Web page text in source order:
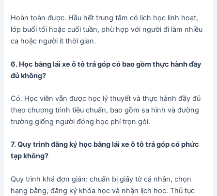
Hoàn toàn được. Hầu hết trung tâm có lịch học linh hoạt,
lớp buổi tối hoặc cuối tuần, phù hợp với người đi làm nhiều
ca hoặc người ít thời gian.
6. Học bằng lái xe ô tô trả góp có bao gồm thực hành đầy
đủ không?
Có. Học viên vẫn được học lý thuyết và thực hành đầy đủ
theo chương trình tiêu chuẩn, bao gồm sa hình và đường
trường giống người đóng học phí trọn gói.
7. Quy trình đăng ký học bằng lái xe ô tô trả góp có phức
tạp không?
Quy trình khá đơn giản: chuẩn bị giấy tờ cá nhân, chọn
hạng bằng, đăng ký khóa học và nhận lịch học. Thủ tục